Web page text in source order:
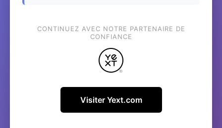
CONTINUEZ AVEC NOTRE PARTENAIRE DE
CONFIANCE
Visiter Yext.com